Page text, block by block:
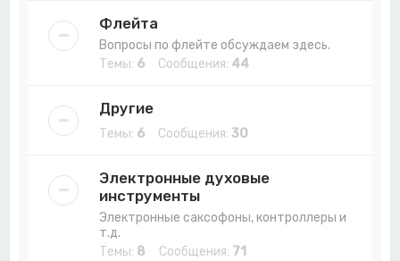
Флейта
Вопросы по флейте обсуждаем здесь.
Темы: 6 Сообщения: 44
Другие
Темы: 6 Сообщения: 30
Электронные духовые
инструменты
Электронные саксофоны, контроллеры и
т.д.
Темы: 8 Сообщения: 71